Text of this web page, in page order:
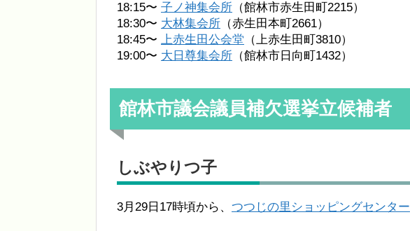
18:15〜 子ノ神集会所 （館林市赤生田町2215）
18:30〜 大林集会所 （赤生田本町2661）
18:45〜 上赤生田公会堂 （上赤生田町3810）
19:00〜 大日尊集会所 （館林市日向町1432）
館林市議会議員補欠選挙立候補者
しぶやりつ子
3月29日17時頃から、 つつじの里ショッピングセンター